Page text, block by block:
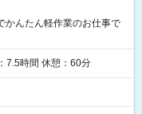
かんたん軽作業のお仕事で
7.5時間 休憩：60分